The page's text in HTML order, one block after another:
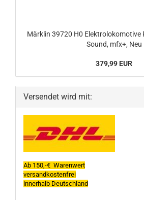
Märklin 39720 H0 Elektrolokomotive
Sound, mfx+, Neu
379,99 EUR
Versendet wird mit:
Ab 150,-€ Warenwert
versandkostenfrei
innerhalb Deutschland